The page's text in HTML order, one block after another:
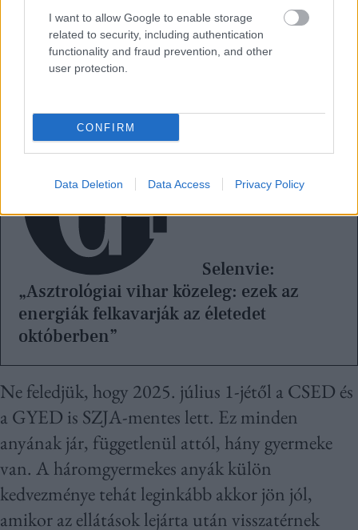
I want to allow Google to enable storage
related to security, including authentication
functionality and fraud prevention, and other
user protection.
CONFIRM
Data Deletion Data Access Privacy Policy
„Asztrológiai vihar közeleg: ezek az
energiák felkavarják az életedet
októberben”
Ne feledjük, hogy 2025. július 1-jétől a CSED és
a GYED is SZJA-mentes lett. Ez minden
anyának jár, függetlenül attól, hány gyermeke
van. A háromgyermekes anyák külön
kedvezménye tehát leginkább akkor jön jól,
amikor az ellátások lejárta után visszatérnek